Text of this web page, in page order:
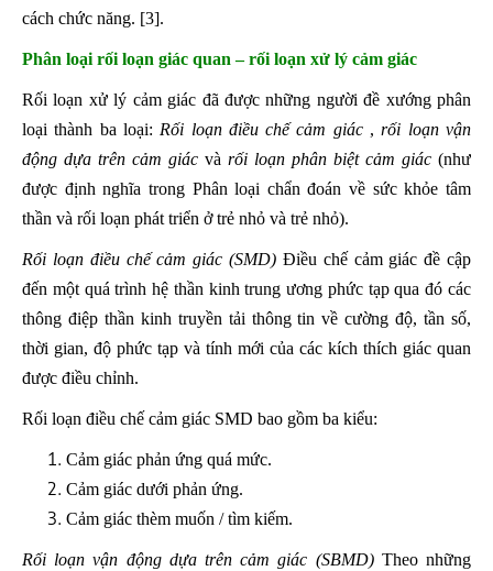
cách chức năng. [3].
Phân loại rối loạn giác quan – rối loạn xử lý cảm giác
Rối loạn xử lý cảm giác đã được những người đề xướng phân
loại thành ba loại: Rối loạn điều chế cảm giác,rối loạn vận
động dựa trên cảm giác và rối loạn phân biệt cảm giác (như
được định nghĩa trong Phân loại chẩn đoán về sức khỏe tâm
thần và rối loạn phát triển ở trẻ nhỏ và trẻ nhỏ).
Rối loạn điều chế cảm giác (SMD) Điều chế cảm giác đề cập
đến một quá trình hệ thần kinh trung ương phức tạp qua đó các
thông điệp thần kinh truyền tải thông tin về cường độ, tần số,
thời gian, độ phức tạp và tính mới của các kích thích giác quan
được điều chỉnh.
Rối loạn điều chế cảm giác SMD bao gồm ba kiểu:
Cảm giác phản ứng quá mức.
Cảm giác dưới phản ứng.
Cảm giác thèm muốn / tìm kiếm.
Rối loạn vận động dựa trên cảm giác (SBMD)Theo những